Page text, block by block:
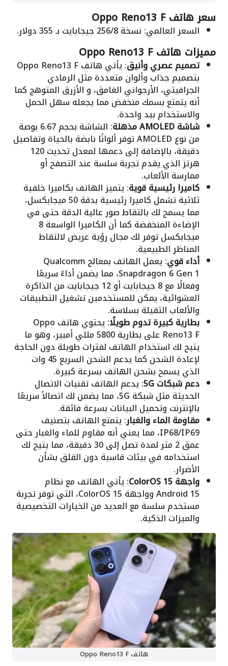
سعر هاتف Oppo Reno13 F
السعر العالمي: نسخة 256/8 جيجابايت بـ 355 دولار.
مميزات هاتف Oppo Reno13 F
تصميم عصري وأنيق : يأتي هاتف Oppo Reno13 F
بتصميم جذاب وألوان متعددة مثل الرمادي
الجرافيتي، الأرجواني الغامق، و الأزرق المتوهج كما
أنه يتمتع بسمك منخفض مما يجعله سهل الحمل
والاستخدام بيد واحدة.
شاشة AMOLED مذهلة : الشاشة بحجم 6.67 بوصة
من نوع AMOLED توفر ألوانًا نابضة بالحياة وتفاصيل
دقيقة، بالإضافة إلى دعمها لمعدل تحديث 120
هرتز الذي يقدم تجربة سلسة عند التصفح أو
ممارسة الألعاب.
كاميرا رئيسية قوية: يتميز الهاتف بكاميرا خلفية
ثلاثية تشمل كاميرا رئيسية بدقة 50 ميجابكسل،
مما يسمح لك بالتقاط صور عالية الدقة حتى في
الإضاءة المنخفضة كما أن الكاميرا الواسعة 8
ميجابكسل توفر لك مجال رؤية عريض لالتقاط
المناظر الطبيعية.
أداء قوي : يعمل الهاتف بمعالج Qualcomm
Snapdragon 6 Gen 1، مما يضمن أداءً سريعًا
وفعالًا مع 8 جيجابايت أو 12 جيجابايت من الذاكرة
العشوائية، يمكن للمستخدمين تشغيل التطبيقات
والألعاب الثقيلة بسلاسة.
بطارية كبيرة تدوم طويلًا : يحتوي هاتف Oppo
Reno13 F على بطارية 5800 مللي أمبير، وهو ما
يتيح لك استخدام الهاتف لفترات طويلة دون الحاجة
لإعادة الشحن كما يدعم الشحن السريع 45 وات
الذي يسمح بشحن الهاتف بسرعة كبيرة.
دعم شبكات 5G : يدعم الهاتف تقنيات الاتصال
الحديثة مثل شبكة 5G، مما يضمن لك اتصالاً سريعًا
بالإنترنت وتحميل البيانات بسرعة فائقة.
مقاومة الماء والغبار: يتمتع الهاتف بتصنيف
IP68/IP69، مما يعني أنه مقاوم للماء والغبار حتى
عمق 2 متر لمدة تصل إلى 30 دقيقة، مما يتيح لك
استخدامه في بيئات قاسية دون القلق بشأن
الأضرار.
واجهة ColorOS 15 : يأتي الهاتف مع نظام
Android 15 وواجهة ColorOS 15، التي توفر تجربة
مستخدم سلسة مع العديد من الخيارات التخصيصية
والميزات الذكية.
هاتف Oppo Reno13 F